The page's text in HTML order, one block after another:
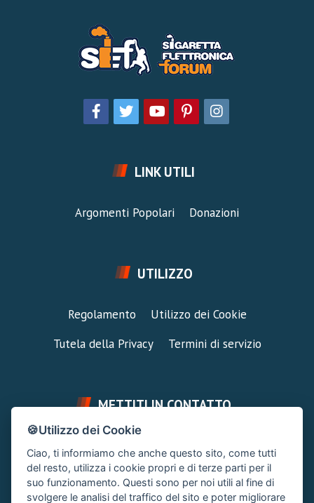
LINK UTILI
Argomenti Popolari Donazioni
UTILIZZO
Regolamento
Utilizzo dei Cookie
Tutela della Privacy
Termini di servizio
METTITI IN CONTATTO
FAI UNA DOMANDA
Chiedi un Consiglio
Area Ticket
CONTATTA L'AMMINISTRAZIONE
🍪Utilizzo dei Cookie
Ciao, ti informiamo che anche questo sito, come tutti
del resto, utilizza i cookie propri e di terze parti per il
suo funzionamento. Questi sono per noi utili al fine di
svolgere le analisi del traffico del sito e poter migliorare